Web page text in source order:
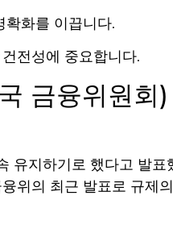
화를 이끕니다.
전성에 중요합니다.
금융위원회)
유지하기로 했다고 발표
위의 최근 발표로 규제